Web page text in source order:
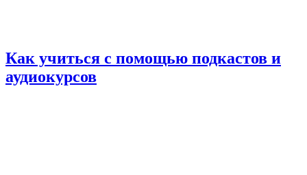
Как учиться с помощью подкастов и
аудиокурсов